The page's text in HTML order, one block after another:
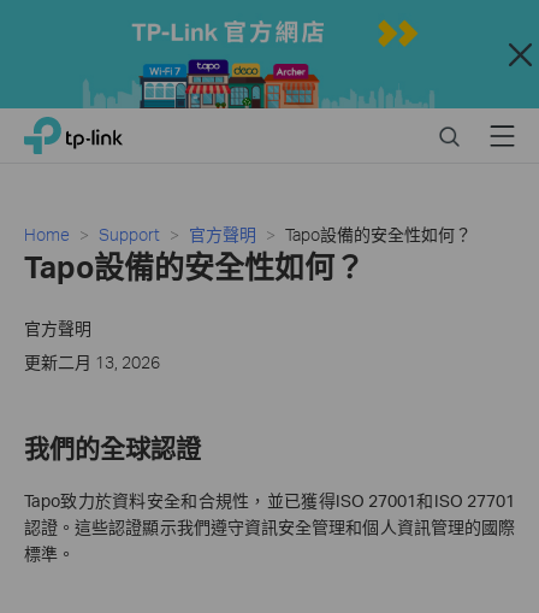
Close
Click
navigation
bar
TP-Link, Reliably Smart SearchMenu
Home Support 官方聲明 Tapo設備的安全性如何？
Tapo設備的安全性如何？
官方聲明
更新二月 13, 2026
我們的全球認證
Tapo致力於資料安全和合規性，並已獲得ISO 27001和ISO 27701
認證。這些認證顯示我們遵守資訊安全管理和個人資訊管理的國際
標準。